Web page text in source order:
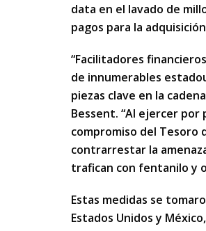
data en el lavado de
pagos para la
“Facilitadores
de innumerables
piezas clave en la
Bessent. “Al ejercer
compromiso del Tesoro
contrarrestar la
trafican con fentanilo y
Estas medidas se
Estados Unidos y